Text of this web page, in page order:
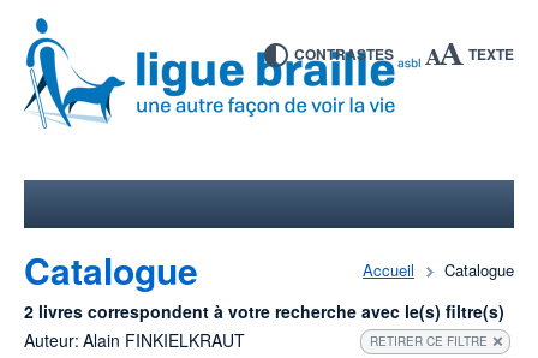
CONTRASTES TEXTE
Accueil Catalogue
Catalogue
2 livres correspondent à votre recherche avec le(s) filtre(s)
Auteur: Alain FINKIELKRAUT RETIRER CE FILTRE